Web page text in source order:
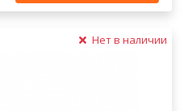
Нет в наличии